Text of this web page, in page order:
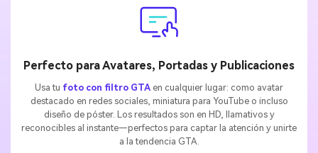
Perfecto para Avatares, Portadas y Publicaciones
Usa tu foto con filtro GTA en cualquier lugar: como avatar
destacado en redes sociales, miniatura para YouTube o incluso
diseño de póster. Los resultados son en HD, llamativos y
reconocibles al instante—perfectos para captar la atención y unirte
a la tendencia GTA.